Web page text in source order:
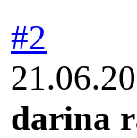
#2
darina